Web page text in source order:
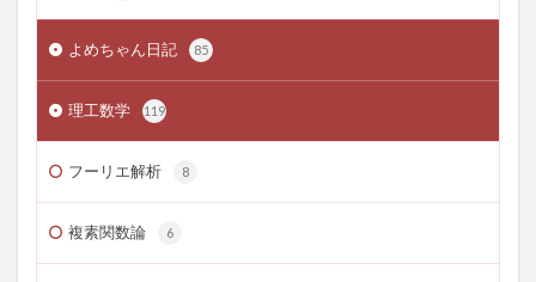
よめちゃん日記 85
理工数学 119
フーリエ解析 8
複素関数論 6